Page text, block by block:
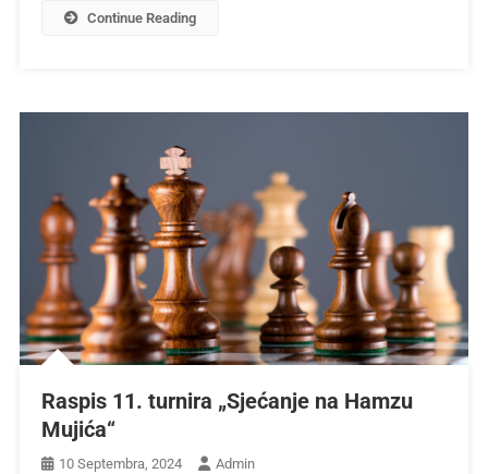
Continue Reading
Raspis 11. turnira „Sjećanje na Hamzu
Mujića“
10 Septembra, 2024 Admin